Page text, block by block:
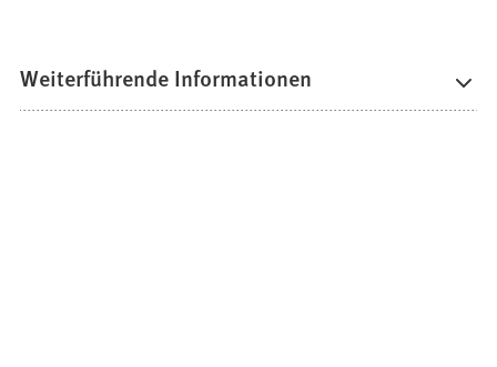
Weiterführende Informationen